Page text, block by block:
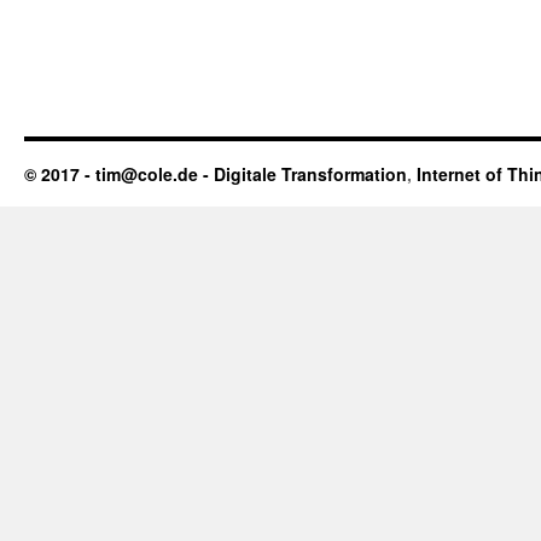
© 2017 - tim@cole.de - Digitale Transformation, Internet of